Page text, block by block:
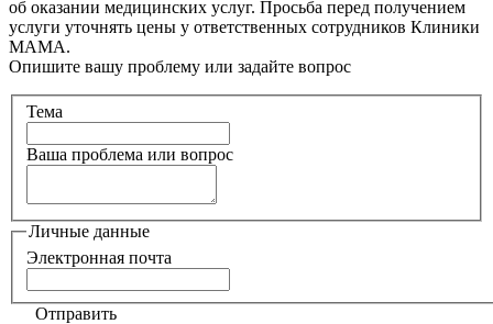
об оказании медицинских услуг. Просьба перед получением
услуги уточнять цены у ответственных сотрудников Клиники
МАМА.
Опишите вашу проблему или задайте вопрос
Тема
Ваша проблема или вопрос
Личные данные
Электронная почта
Отправить